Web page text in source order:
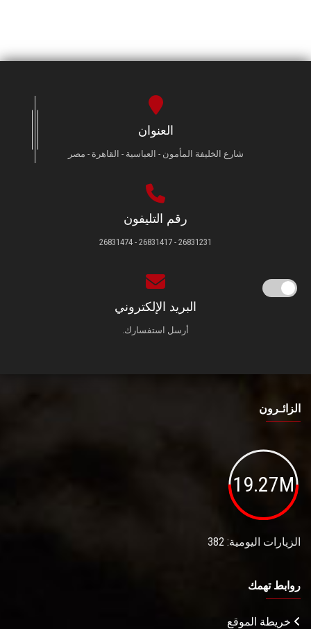
العنوان
شارع الخليفة المأمون - العباسية - القاهرة - مصر
رقم التليفون
26831231 - 26831417 - 26831474
البريد الإلكتروني
أرسل استفسارك.
الزائـرون
19.27M
الزيارات اليومية: 382
روابط تهمك
خريطة الموقع